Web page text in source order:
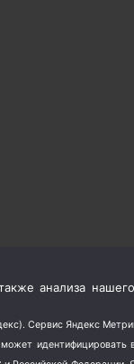
анализа
Сервис Яндекс
идентифицировать